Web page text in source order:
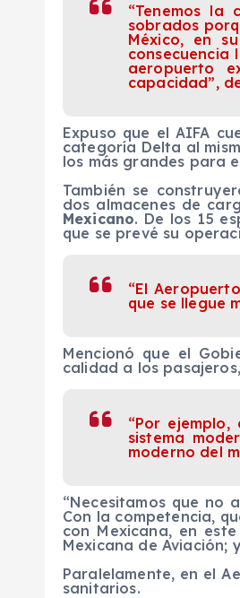
“Tenemos
sobrados
México, en
aeropuerto
capacidad”,
Expuso que el AIFA
categoría Delta al
los más grandes para
También se
dos almacenes de
Mexicano. De los 15
que se prevé su
“El
que se llegue
Mencionó que el
calidad a los
“Por
sistema
moderno del
“Necesitamos que no
Con la competencia,
con Mexicana, en
Mexicana de Aviación;
Paralelamente, en el
sanitarios.